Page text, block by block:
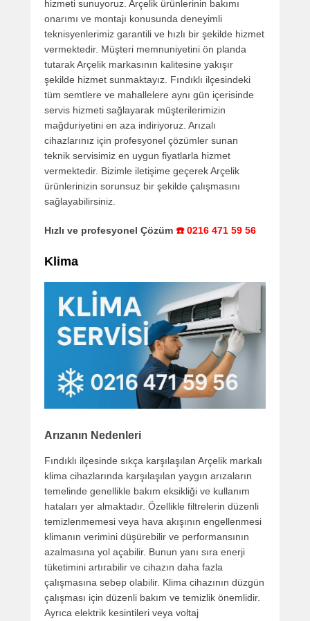
hizmeti sunuyoruz. Arçelik ürünlerinin bakımı
onarımı ve montajı konusunda deneyimli
teknisyenlerimiz garantili ve hızlı bir şekilde hizmet
vermektedir. Müşteri memnuniyetini ön planda
tutarak Arçelik markasının kalitesine yakışır
şekilde hizmet sunmaktayız. Fındıklı ilçesindeki
tüm semtlere ve mahallelere aynı gün içerisinde
servis hizmeti sağlayarak müşterilerimizin
mağduriyetini en aza indiriyoruz. Arızalı
cihazlarınız için profesyonel çözümler sunan
teknik servisimiz en uygun fiyatlarla hizmet
vermektedir. Bizimle iletişime geçerek Arçelik
ürünlerinizin sorunsuz bir şekilde çalışmasını
sağlayabilirsiniz.
Hızlı ve profesyonel Çözüm ☎️ 0216 471 59 56
Klima
Arızanın Nedenleri
Fındıklı ilçesinde sıkça karşılaşılan Arçelik markalı
klima cihazlarında karşılaşılan yaygın arızaların
temelinde genellikle bakım eksikliği ve kullanım
hataları yer almaktadır. Özellikle filtrelerin düzenli
temizlenmemesi veya hava akışının engellenmesi
klimanın verimini düşürebilir ve performansının
azalmasına yol açabilir. Bunun yanı sıra enerji
tüketimini artırabilir ve cihazın daha fazla
çalışmasına sebep olabilir. Klima cihazının düzgün
çalışması için düzenli bakım ve temizlik önemlidir.
Ayrıca elektrik kesintileri veya voltaj